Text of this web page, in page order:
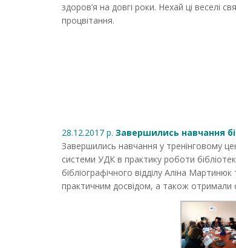
здоров’я на довгі роки. Нехай ці веселі
процвітання.
28.12.2017 р. Завершились навчання
Завершились навчання у тренінговому
системи УДК в практику роботи
бібліографічного відділу Аліна
практичним досвідом, а також отримали